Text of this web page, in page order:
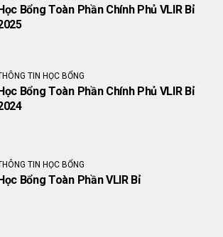
Bổng Toàn Phần Chính Phủ VLIR Bỉ
TIN HỌC BỔNG
Bổng Toàn Phần Chính Phủ VLIR Bỉ
TIN HỌC BỔNG
Bổng Toàn Phần VLIR Bỉ